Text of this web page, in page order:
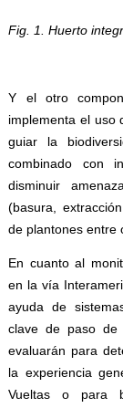
Fig. 1. Huerto
Y el otro
implementa el uso
guiar la
combinado con
disminuir
(basura,
de plantones entre
En cuanto al
en la vía
ayuda de
clave de paso de
evaluarán para
la experiencia
Vueltas o para